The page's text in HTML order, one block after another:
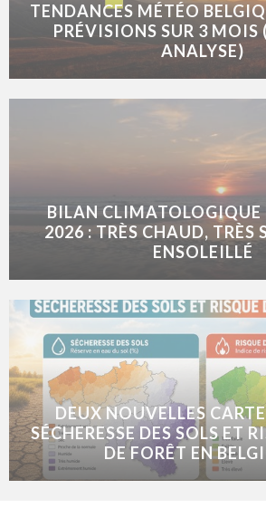
TENDANCES MÉTÉO
PRÉVISIONS SUR 3 MOIS
ANALYSE)
BILAN CLIMATOLOGIQUE
2026 : TRÈS CHAUD, TRÈS
ENSOLEILLÉ
DEUX NOUVELLES
SÉCHERESSE DES SOLS ET
DE FORÊT EN